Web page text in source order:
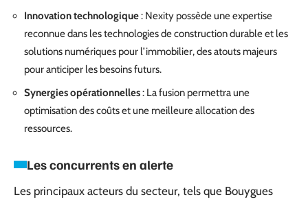
Innovation technologique: Nexity possède une expertise
reconnue dans les technologies de construction durable et les
solutions numériques pour l’immobilier, des atouts majeurs
pour anticiper les besoins futurs.
Synergies opérationnelles: La fusion permettra une
optimisation des coûts et une meilleure allocation des
ressources.
Les concurrents en alerte
Les principaux acteurs du secteur, tels que Bouygues